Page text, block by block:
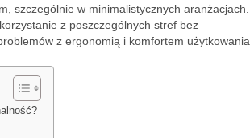
szczególnie w minimalistycznych aranżacjach.
z poszczególnych stref bez
z ergonomią i komfortem użytkowania.